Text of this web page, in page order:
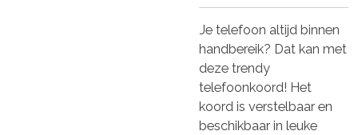
Je telefoon altijd binnen
handbereik? Dat kan met
deze trendy
telefoonkoord! Het
koord is verstelbaar en
beschikbaar in leuke